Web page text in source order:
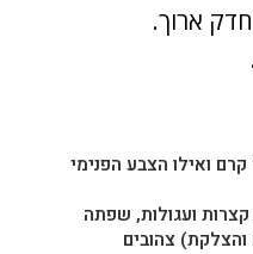
ארוך.
ואילו הצבע הפנימי
ועגולות, שפתה
צהובים